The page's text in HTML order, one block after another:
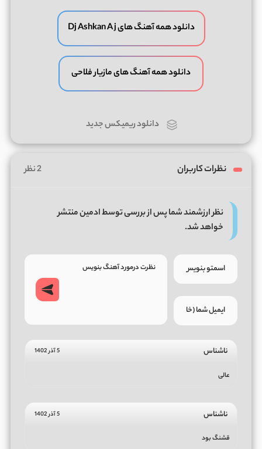
دانلود همه آهنگ های Dj Ashkan A j
دانلود همه آهنگ های مازیار فلاحی
دانلود ریمیکس جدید
نظرات کاربران 2 نظر
نظر ارزشمند شما پس از بررسی توسط ادمین منتشر
خواهد شد.
ناشناس 5 آذر 1402
عالی
ناشناس 5 آذر 1402
قشنگ بود